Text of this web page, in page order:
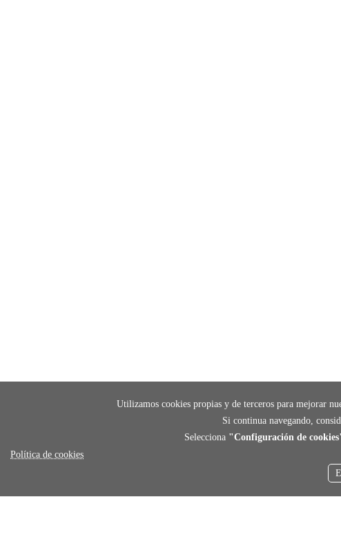
Utilizamos cookies propias y de terceros para mejorar
Si continua navegando,
Selecciona "Configuración de
Política de cookies